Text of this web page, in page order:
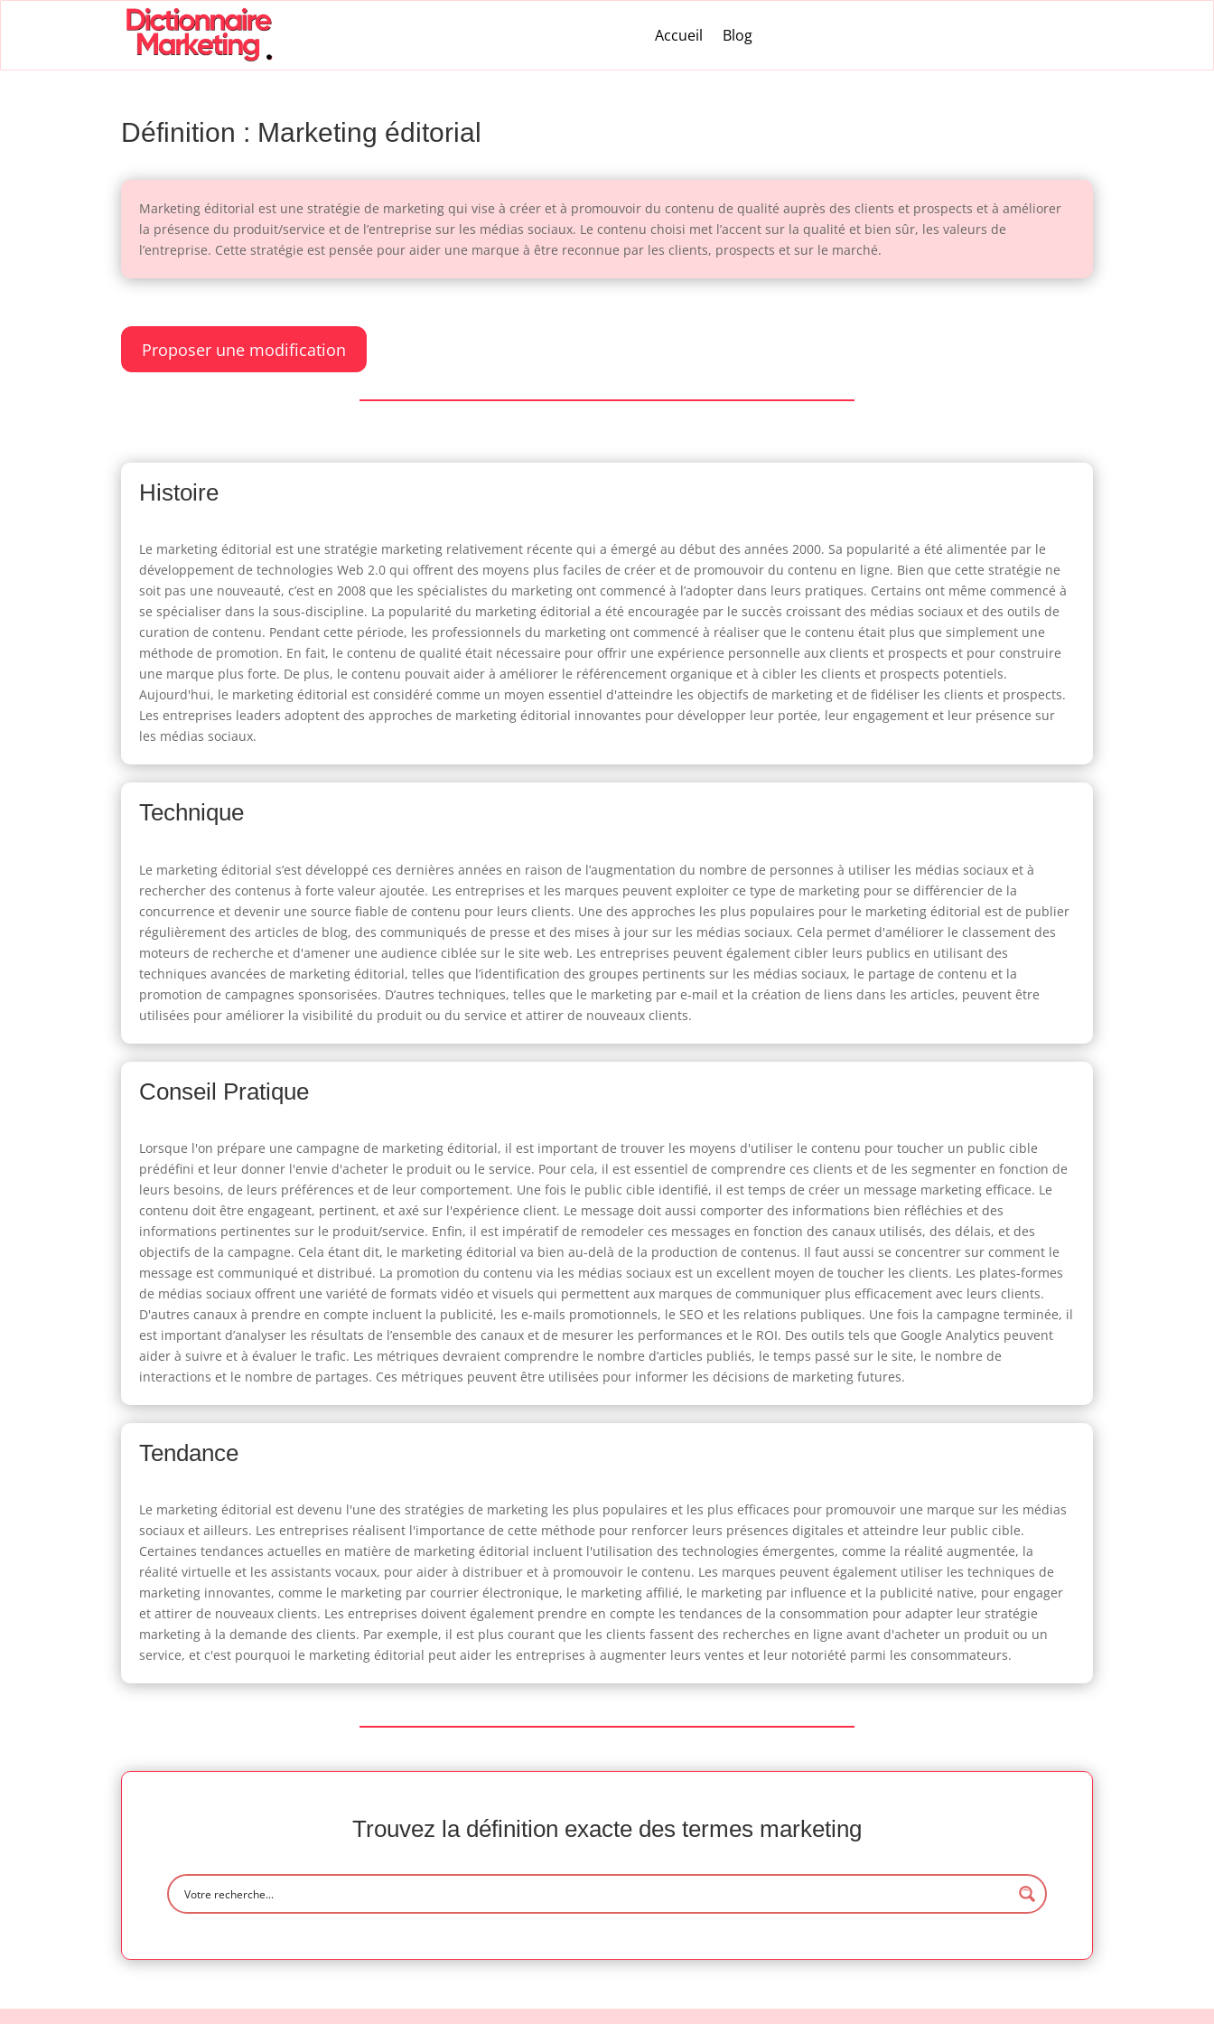
Accueil Blog
Définition : Marketing éditorial
Marketing éditorial est une stratégie de marketing qui vise à créer et à promouvoir du contenu de qualité auprès des clients et prospects et à améliorer
la présence du produit/service et de l’entreprise sur les médias sociaux. Le contenu choisi met l’accent sur la qualité et bien sûr, les valeurs de
l’entreprise. Cette stratégie est pensée pour aider une marque à être reconnue par les clients, prospects et sur le marché.
Proposer une modification
Histoire
Le marketing éditorial est une stratégie marketing relativement récente qui a émergé au début des années 2000. Sa popularité a été alimentée par le
développement de technologies Web 2.0 qui offrent des moyens plus faciles de créer et de promouvoir du contenu en ligne. Bien que cette stratégie ne
soit pas une nouveauté, c’est en 2008 que les spécialistes du marketing ont commencé à l’adopter dans leurs pratiques. Certains ont même commencé à
se spécialiser dans la sous-discipline. La popularité du marketing éditorial a été encouragée par le succès croissant des médias sociaux et des outils de
curation de contenu. Pendant cette période, les professionnels du marketing ont commencé à réaliser que le contenu était plus que simplement une
méthode de promotion. En fait, le contenu de qualité était nécessaire pour offrir une expérience personnelle aux clients et prospects et pour construire
une marque plus forte. De plus, le contenu pouvait aider à améliorer le référencement organique et à cibler les clients et prospects potentiels.
Aujourd'hui, le marketing éditorial est considéré comme un moyen essentiel d'atteindre les objectifs de marketing et de fidéliser les clients et prospects.
Les entreprises leaders adoptent des approches de marketing éditorial innovantes pour développer leur portée, leur engagement et leur présence sur
les médias sociaux.
Technique
Le marketing éditorial s’est développé ces dernières années en raison de l’augmentation du nombre de personnes à utiliser les médias sociaux et à
rechercher des contenus à forte valeur ajoutée. Les entreprises et les marques peuvent exploiter ce type de marketing pour se différencier de la
concurrence et devenir une source fiable de contenu pour leurs clients. Une des approches les plus populaires pour le marketing éditorial est de publier
régulièrement des articles de blog, des communiqués de presse et des mises à jour sur les médias sociaux. Cela permet d'améliorer le classement des
moteurs de recherche et d'amener une audience ciblée sur le site web. Les entreprises peuvent également cibler leurs publics en utilisant des
techniques avancées de marketing éditorial, telles que l’identification des groupes pertinents sur les médias sociaux, le partage de contenu et la
promotion de campagnes sponsorisées. D’autres techniques, telles que le marketing par e-mail et la création de liens dans les articles, peuvent être
utilisées pour améliorer la visibilité du produit ou du service et attirer de nouveaux clients.
Conseil Pratique
Lorsque l'on prépare une campagne de marketing éditorial, il est important de trouver les moyens d'utiliser le contenu pour toucher un public cible
prédéfini et leur donner l'envie d'acheter le produit ou le service. Pour cela, il est essentiel de comprendre ces clients et de les segmenter en fonction de
leurs besoins, de leurs préférences et de leur comportement. Une fois le public cible identifié, il est temps de créer un message marketing efficace. Le
contenu doit être engageant, pertinent, et axé sur l'expérience client. Le message doit aussi comporter des informations bien réfléchies et des
informations pertinentes sur le produit/service. Enfin, il est impératif de remodeler ces messages en fonction des canaux utilisés, des délais, et des
objectifs de la campagne. Cela étant dit, le marketing éditorial va bien au-delà de la production de contenus. Il faut aussi se concentrer sur comment le
message est communiqué et distribué. La promotion du contenu via les médias sociaux est un excellent moyen de toucher les clients. Les plates-formes
de médias sociaux offrent une variété de formats vidéo et visuels qui permettent aux marques de communiquer plus efficacement avec leurs clients.
D'autres canaux à prendre en compte incluent la publicité, les e-mails promotionnels, le SEO et les relations publiques. Une fois la campagne terminée, il
est important d’analyser les résultats de l’ensemble des canaux et de mesurer les performances et le ROI. Des outils tels que Google Analytics peuvent
aider à suivre et à évaluer le trafic. Les métriques devraient comprendre le nombre d’articles publiés, le temps passé sur le site, le nombre de
interactions et le nombre de partages. Ces métriques peuvent être utilisées pour informer les décisions de marketing futures.
Tendance
Le marketing éditorial est devenu l'une des stratégies de marketing les plus populaires et les plus efficaces pour promouvoir une marque sur les médias
sociaux et ailleurs. Les entreprises réalisent l'importance de cette méthode pour renforcer leurs présences digitales et atteindre leur public cible.
Certaines tendances actuelles en matière de marketing éditorial incluent l'utilisation des technologies émergentes, comme la réalité augmentée, la
réalité virtuelle et les assistants vocaux, pour aider à distribuer et à promouvoir le contenu. Les marques peuvent également utiliser les techniques de
marketing innovantes, comme le marketing par courrier électronique, le marketing affilié, le marketing par influence et la publicité native, pour engager
et attirer de nouveaux clients. Les entreprises doivent également prendre en compte les tendances de la consommation pour adapter leur stratégie
marketing à la demande des clients. Par exemple, il est plus courant que les clients fassent des recherches en ligne avant d'acheter un produit ou un
service, et c'est pourquoi le marketing éditorial peut aider les entreprises à augmenter leurs ventes et leur notoriété parmi les consommateurs.
Trouvez la définition exacte des termes marketing